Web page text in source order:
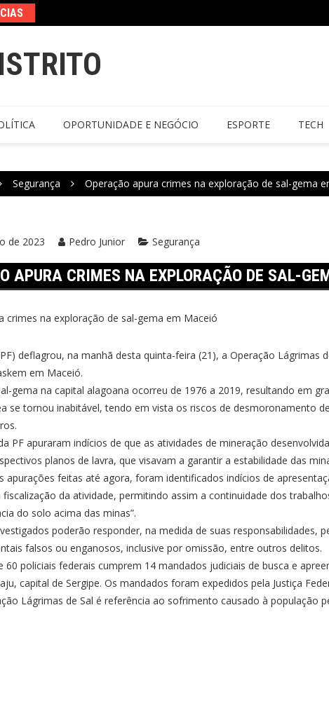
OPORTUNIDADE E NEGÓCIO ESPORTE TECH
Segurança Operação apura crimes na exploração de sal-gema
de 2023 Pedro Junior Segurança
APURA CRIMES NA EXPLORAÇÃO DE SAL-
deflagrou, na manhã desta quinta-feira (21), a Operação
em Maceió.
gema na capital alagoana ocorreu de 1976 a 2019, resultando em
se tornou inabitável, tendo em vista os riscos de desmoronamento
PF apuraram indícios de que as atividades de mineração
planos de lavra, que visavam a garantir a estabilidade das
apurações feitas até agora, foram identificados indícios de
fiscalização da atividade, permitindo assim a continuidade dos
do solo acima das minas”.
poderão responder, na medida de suas
falsos ou enganosos, inclusive por omissão, entre outros delitos.
60 policiais federais cumprem 14 mandados judiciais de busca e
capital de Sergipe. Os mandados foram expedidos pela Justiça
Lágrimas de Sal é referência ao sofrimento causado à população